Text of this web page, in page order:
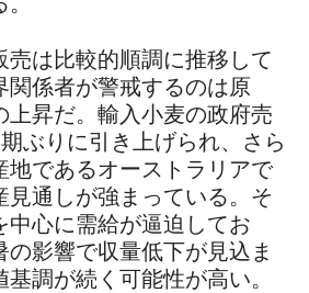
は比較的順調に推移して
関係者が警戒するのは原
上昇だ。輸入小麦の政府売
ぶりに引き上げられ、さら
地であるオーストラリアで
見通しが強まっている。そ
中心に需給が逼迫してお
の影響で収量低下が見込ま
調が続く可能性が高い。